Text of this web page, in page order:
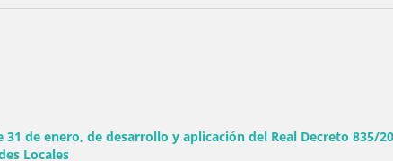
31 de enero, de desarrollo y aplicación del Real Decreto 835/
Locales